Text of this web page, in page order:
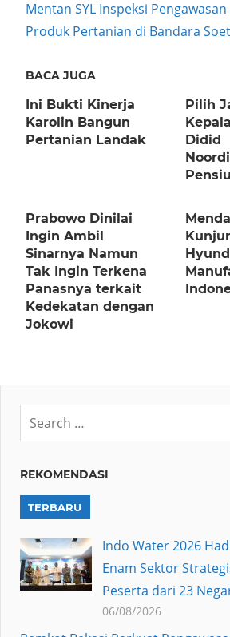
navigation
Post:
Next
Post:
Mentan SYL Inspeksi
Produk Pertanian di Bandara
BACA JUGA
Ini Bukti Kinerja
Karolin Bangun
Pertanian Landak
Pilih
Didid
Prabowo Dinilai
Ingin Ambil
Sinarnya Namun
Tak Ingin Terkena
Panasnya terkait
Kedekatan dengan
Jokowi
REKOMENDASI
TERBARU
Indo Water 2026
Enam Sektor
Peserta dari 23
06/08/2026